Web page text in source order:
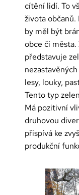
cítění lidí. To
života
by měl být
obce či
představuje
lesy, louky,
Tento typ
Má pozitivní
druhovou
přispívá ke
produkční